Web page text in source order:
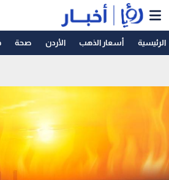
الرئيسية أسعار الذهب الأردن صحة